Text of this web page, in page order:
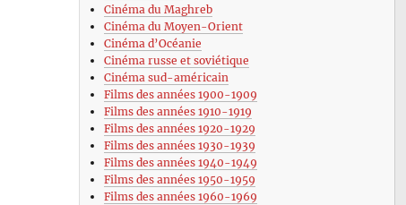
Cinéma du Maghreb
Cinéma du Moyen-Orient
Cinéma d’Océanie
Cinéma russe et soviétique
Cinéma sud-américain
Films des années 1900-1909
Films des années 1910-1919
Films des années 1920-1929
Films des années 1930-1939
Films des années 1940-1949
Films des années 1950-1959
Films des années 1960-1969